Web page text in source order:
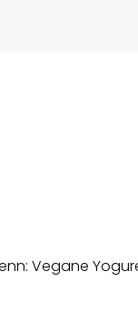
Vegane